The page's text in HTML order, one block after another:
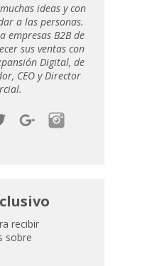
ideas y con
a las personas.
empresas B2B de
sus ventas con
Digital, de
CEO y Director
recibir
sobre